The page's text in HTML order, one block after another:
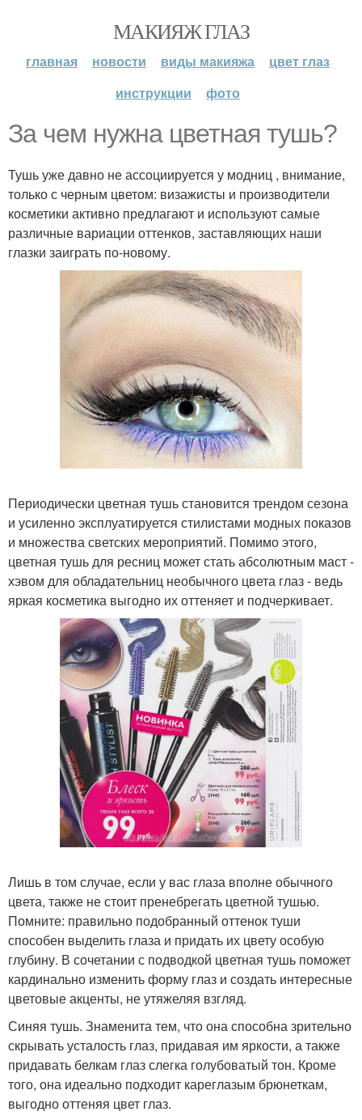
МАКИЯЖ ГЛАЗ
главная новости виды макияжа
цвет глаз
инструкции
фото
За чем нужна цветная тушь?
Тушь уже давно не ассоциируется у модниц , внимание,
только с черным цветом: визажисты и производители
косметики активно предлагают и используют самые
различные вариации оттенков, заставляющих наши
глазки заиграть по-новому.
Периодически цветная тушь становится трендом сезона
и усиленно эксплуатируется стилистами модных показов
и множества светских мероприятий. Помимо этого,
цветная тушь для ресниц может стать абсолютным маст -
хэвом для обладательниц необычного цвета глаз - ведь
яркая косметика выгодно их оттеняет и подчеркивает.
Лишь в том случае, если у вас глаза вполне обычного
цвета, также не стоит пренебрегать цветной тушью.
Помните: правильно подобранный оттенок туши
способен выделить глаза и придать их цвету особую
глубину. В сочетании с подводкой цветная тушь поможет
кардинально изменить форму глаз и создать интересные
цветовые акценты, не утяжеляя взгляд.
Синяя тушь. Знаменита тем, что она способна зрительно
скрывать усталость глаз, придавая им яркости, а также
придавать белкам глаз слегка голубоватый тон. Кроме
того, она идеально подходит кареглазым брюнеткам,
выгодно оттеняя цвет глаз.